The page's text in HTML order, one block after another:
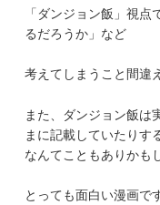
「ダンジョン飯」視
るだろうか」など
考えてしまうこと間違
また、ダンジョン飯は
まに記載していたりす
なんてこともありかも
とっても面白い漫画で